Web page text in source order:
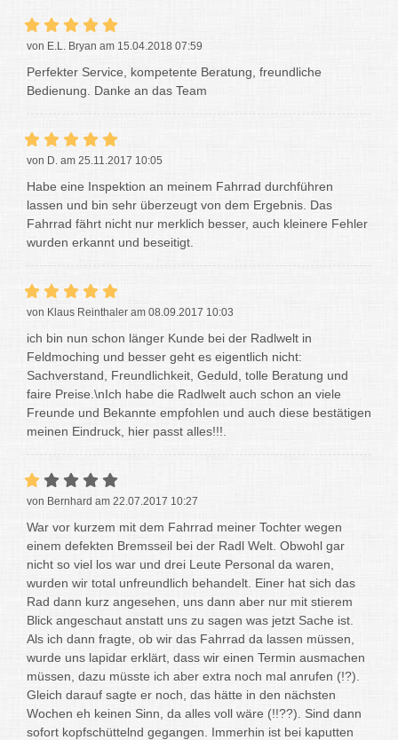
von E.L. Bryan am 15.04.2018 07:59
Perfekter Service, kompetente Beratung, freundliche
Bedienung. Danke an das Team
von D. am 25.11.2017 10:05
Habe eine Inspektion an meinem Fahrrad durchführen
lassen und bin sehr überzeugt von dem Ergebnis. Das
Fahrrad fährt nicht nur merklich besser, auch kleinere Fehler
wurden erkannt und beseitigt.
von Klaus Reinthaler am 08.09.2017 10:03
ich bin nun schon länger Kunde bei der Radlwelt in
Feldmoching und besser geht es eigentlich nicht:
Sachverstand, Freundlichkeit, Geduld, tolle Beratung und
faire Preise.\nIch habe die Radlwelt auch schon an viele
Freunde und Bekannte empfohlen und auch diese bestätigen
meinen Eindruck, hier passt alles!!!.
von Bernhard am 22.07.2017 10:27
War vor kurzem mit dem Fahrrad meiner Tochter wegen
einem defekten Bremsseil bei der Radl Welt. Obwohl gar
nicht so viel los war und drei Leute Personal da waren,
wurden wir total unfreundlich behandelt. Einer hat sich das
Rad dann kurz angesehen, uns dann aber nur mit stierem
Blick angeschaut anstatt uns zu sagen was jetzt Sache ist.
Als ich dann fragte, ob wir das Fahrrad da lassen müssen,
wurde uns lapidar erklärt, dass wir einen Termin ausmachen
müssen, dazu müsste ich aber extra noch mal anrufen (!?).
Gleich darauf sagte er noch, das hätte in den nächsten
Wochen eh keinen Sinn, da alles voll wäre (!!??). Sind dann
sofort kopfschüttelnd gegangen. Immerhin ist bei kaputten